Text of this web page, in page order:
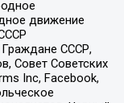
движение
СССР,
Совет Советских
Inc, Facebook,